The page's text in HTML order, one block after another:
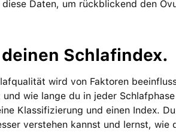
Daten, um rückblickend den
Schlafindex.
wird von Faktoren
und wie lange du in jeder
Klassifizierung und einen Index.
verstehen kannst und lernst, wie